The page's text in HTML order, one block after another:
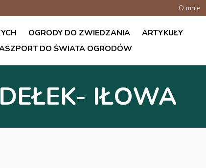
O mnie
OGRODY DO ZWIEDZANIA
ARTYKUŁY
DO ŚWIATA OGRODÓW
IŁOWA